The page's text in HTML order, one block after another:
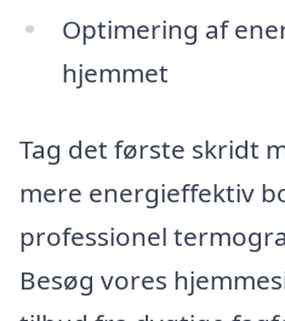
Optimering af
hjemmet
Tag det første skridt
mere energieffektiv
professionel
Besøg vores